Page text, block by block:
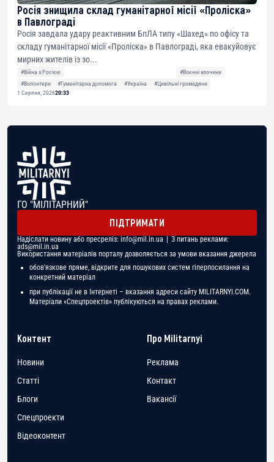
Росія знищила склад гуманітарної місії «Проліска»
в Павлограді
Росія завдала удару реактивним БпЛА типу «Шахед» по офісу та
складу гуманітарної місії «Проліска» в Павлограді, яка евакуйовує
мирних жителів із зо...
#Війна з Росією
#Воєнні злочини
#Волонтери
#Гуманітарна допомога #Україна
#Цивільні громадяни
1 Серпня, 202620:33
ГО "МІЛІТАРНИЙ"
ПІДТРИМАТИ
Надіслати новину або пресреліз: info@mil.in.ua | З питань реклами:
ads@mil.in.ua
Використання матеріалів порталу дозволяється за умови вказання джерела
обов'язкове пряме, відкрите для пошукових систем гіперпосилання на
конкретний матеріал
при публікації не в Інтернеті – вказання адреси сайту MILITARNYI.COM.
Матеріали «Спецпроектів» публікуються на правах реклами.
Контент
Новини
Статті
Блоги
Спецпроекти
Відеоконтент
Про Militarnyi
Реклама
Контакт
Вакансії